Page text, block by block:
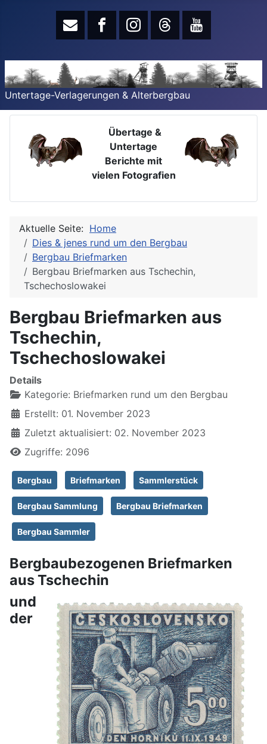
Untertage-Verlagerungen & Alterbergbau
Übertage &
Untertage
Berichte mit
vielen Fotografien
Aktuelle Seite: Home
Dies & jenes rund um den Bergbau
Bergbau Briefmarken
Bergbau Briefmarken aus Tschechin,
Tschechoslowakei
Bergbau Briefmarken aus
Tschechin,
Tschechoslowakei
Details
Kategorie: Briefmarken rund um den Bergbau
Erstellt: 01. November 2023
Zuletzt aktualisiert: 02. November 2023
Zugriffe: 2096
Bergbau Briefmarken Sammlerstück
Bergbau Sammlung Bergbau Briefmarken
Bergbau Sammler
Bergbaubezogenen Briefmarken
aus Tschechin
und
der